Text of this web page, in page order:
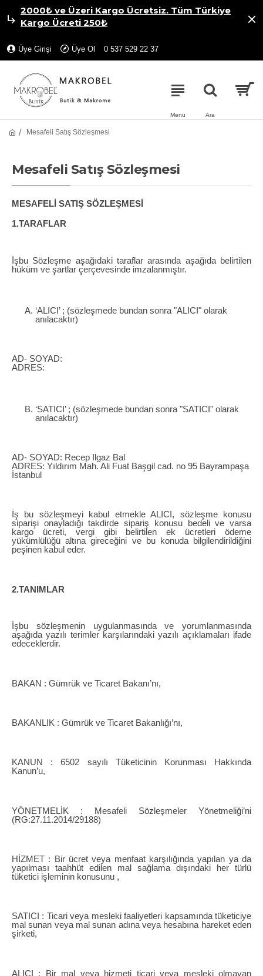
2000₺ ve Üzeri Kargo Ücretsiz. Tüm Türkiye
Kargo Ücreti 250₺
Üye Girişi Üye Ol 0 537 529 22 37
Mesafeli Satış Sözleşmesi
Mesafeli Satış Sözleşmesi
MESAFELİ SATIŞ SÖZLEŞMESİ
1.TARAFLAR
İşbu Sözleşme aşağıdaki taraflar arasında aşağıda belirtilen
hüküm ve şartlar çerçevesinde imzalanmıştır.
‘ALICI’ ; (sözleşmede bundan sonra "ALICI" olarak
anılacaktır)
AD- SOYAD:
ADRES:
‘SATICI’ ; (sözleşmede bundan sonra "SATICI" olarak
anılacaktır)
AD- SOYAD: Recep Ilgaz Bal
ADRES: Yıldırım Mah. Ali Fuat Başgil cad. no 95 Bayrampaşa
İstanbul
İş bu sözleşmeyi kabul etmekle ALICI, sözleşme konusu
siparişi onayladığı takdirde sipariş konusu bedeli ve varsa
kargo ücreti, vergi gibi belirtilen ek ücretleri ödeme
yükümlülüğü altına gireceğini ve bu konuda bilgilendirildiğini
peşinen kabul eder.
2.TANIMLAR
İşbu sözleşmenin uygulanmasında ve yorumlanmasında
aşağıda yazılı terimler karşılarındaki yazılı açıklamaları ifade
edeceklerdir.
BAKAN : Gümrük ve Ticaret Bakanı’nı,
BAKANLIK : Gümrük ve Ticaret Bakanlığı’nı,
KANUN : 6502 sayılı Tüketicinin Korunması Hakkında
Kanun’u,
YÖNETMELİK : Mesafeli Sözleşmeler Yönetmeliği’ni
(RG:27.11.2014/29188)
HİZMET : Bir ücret veya menfaat karşılığında yapılan ya da
yapılması taahhüt edilen mal sağlama dışındaki her türlü
tüketici işleminin konusunu ,
SATICI : Ticari veya mesleki faaliyetleri kapsamında tüketiciye
mal sunan veya mal sunan adına veya hesabına hareket eden
şirketi,
ALICI : Bir mal veya hizmeti ticari veya mesleki olmayan